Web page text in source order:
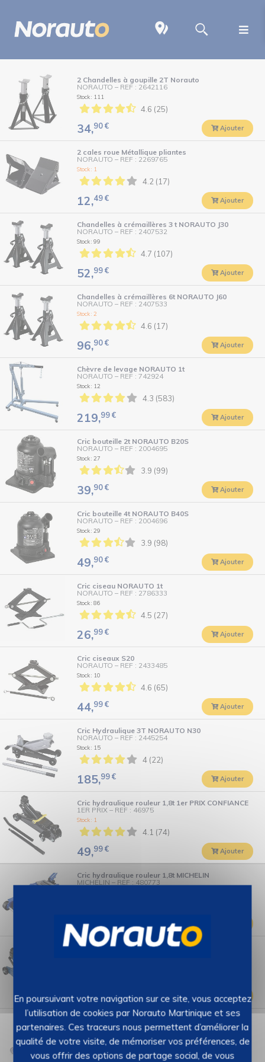
2 Chandelles à goupille 2T Norauto
NORAUTO – REF : 2642116
Stock : 111
4.6 (25)
34,90€ Ajouter
2 cales roue Métallique pliantes
NORAUTO – REF : 2269765
Stock : 1
4.2 (17)
12,49€ Ajouter
Chandelles à crémaillères 3 t NORAUTO J30
NORAUTO – REF : 2407532
Stock : 99
4.7 (107)
52,99€ Ajouter
Chandelles à crémaillères 6t NORAUTO J60
NORAUTO – REF : 2407533
Stock : 2
4.6 (17)
96,90€ Ajouter
Chèvre de levage NORAUTO 1t
NORAUTO – REF : 742924
Stock : 12
4.3 (583)
219,99€ Ajouter
Cric bouteille 2t NORAUTO B20S
NORAUTO – REF : 2004695
Stock : 27
3.9 (99)
39,90€ Ajouter
Cric bouteille 4t NORAUTO B40S
NORAUTO – REF : 2004696
Stock : 29
3.9 (98)
49,90€ Ajouter
Cric ciseau NORAUTO 1t
NORAUTO – REF : 2786333
Stock : 86
4.5 (27)
26,99€ Ajouter
Cric ciseaux S20
NORAUTO – REF : 2433485
Stock : 10
4.6 (65)
44,99€ Ajouter
Cric Hydraulique 3T NORAUTO N30
NORAUTO – REF : 2445254
Stock : 15
4 (22)
185,99€ Ajouter
Cric hydraulique rouleur 1,8t 1er PRIX CONFIANCE
1ER PRIX – REF : 46975
Stock : 1
4.1 (74)
49,99€ Ajouter
Cric hydraulique rouleur 1,8t MICHELIN
MICHELIN – REF : 480773
99,
Cric hydraulique rouleur 1,8t UP FOR REPAIR
49, Ajouter
Cric hydraulique rouleur 2,25t MICHELIN
MICHELIN–REF : 2194411
Stock : 26
En poursuivant votre navigation sur ce site, vous acceptez
l’utilisation de cookies par Norauto Martinique et ses
partenaires. Ces traceurs nous permettent d’améliorer la
qualité de votre visite, de mémoriser vos préférences, de
vous offrir des options de partage social, de vous